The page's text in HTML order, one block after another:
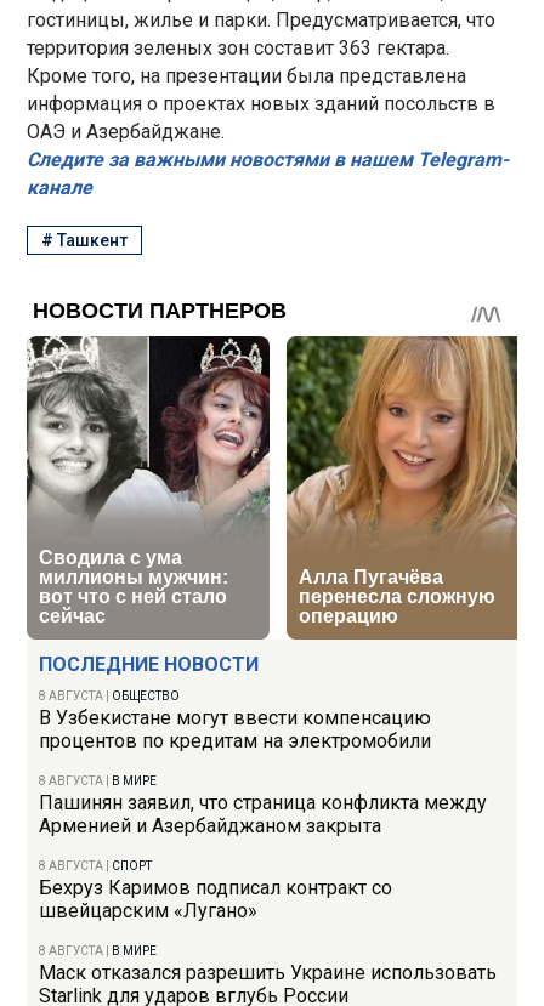
ПОСЛЕДНИЕ НОВОСТИ
8 АВГУСТА ОБЩЕСТВО
В Узбекистане могут ввести компенсацию
процентов по кредитам на электромобили
8 АВГУСТА В МИРЕ
Пашинян заявил, что страница конфликта между
Арменией и Азербайджаном закрыта
8 АВГУСТА СПОРТ
Бехруз Каримов подписал контракт со
швейцарским «Лугано»
8 АВГУСТА В МИРЕ
Маск отказался разрешить Украине использовать
Starlink для ударов вглубь России
гостиницы, жилье и парки. Предусматривается, что
территория зеленых зон составит 363 гектара.
Кроме того, на презентации была представлена
информация о проектах новых зданий посольств в
ОАЭ и Азербайджане.
Следите за важными новостями в нашем Telegram-
канале
#Ташкент